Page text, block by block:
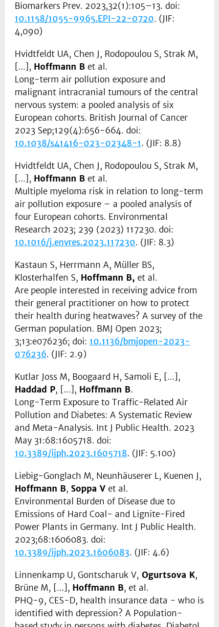
Biomarkers Prev. 2023,32(1):105–13. doi:
10.1158/1055-9965.EPI-22-0720. (JIF:
4,090)
Hvidtfeldt UA, Chen J, Rodopoulou S, Strak M,
[...], Hoffmann B et al.
Long-term air pollution exposure and
malignant intracranial tumours of the central
nervous system: a pooled analysis of six
European cohorts. British Journal of Cancer
2023 Sep;129(4):656-664. doi:
10.1038/s41416-023-02348-1. (JIF: 8.8)
Hvidtfeldt UA, Chen J, Rodopoulou S, Strak M,
[...], Hoffmann B et al.
Multiple myeloma risk in relation to long-term
air pollution exposure – a pooled analysis of
four European cohorts. Environmental
Research 2023; 239 (2023) 117230. doi:
10.1016/j.envres.2023.117230. (JIF: 8.3)
Kastaun S, Herrmann A, Müller BS,
Klosterhalfen S, Hoffmann B, et al.
Are people interested in receiving advice from
their general practitioner on how to protect
their health during heatwaves? A survey of the
German population. BMJ Open 2023;
3;13:e076236; doi: 10.1136/bmjopen-2023-
076236. (JIF: 2.9)
Kutlar Joss M, Boogaard H, Samoli E, [...],
Haddad P, [...], Hoffmann B.
Long-Term Exposure to Traffic-Related Air
Pollution and Diabetes: A Systematic Review
and Meta-Analysis. Int J Public Health. 2023
May 31:68:1605718. doi:
10.3389/ijph.2023.1605718. (JIF: 5.100)
Liebig-Gonglach M, Neunhäuserer L, Kuenen J,
Hoffmann B, Soppa V et al.
Environmental Burden of Disease due to
Emissions of Hard Coal- and Lignite-Fired
Power Plants in Germany. Int J Public Health.
2023;68:1606083. doi:
10.3389/ijph.2023.1606083. (JIF: 4.6)
Linnenkamp U, Gontscharuk V, Ogurtsova K,
Brüne M, [...], Hoffmann B, et al.
PHQ-9, CES-D, health insurance data - who is
identified with depression? A Population-